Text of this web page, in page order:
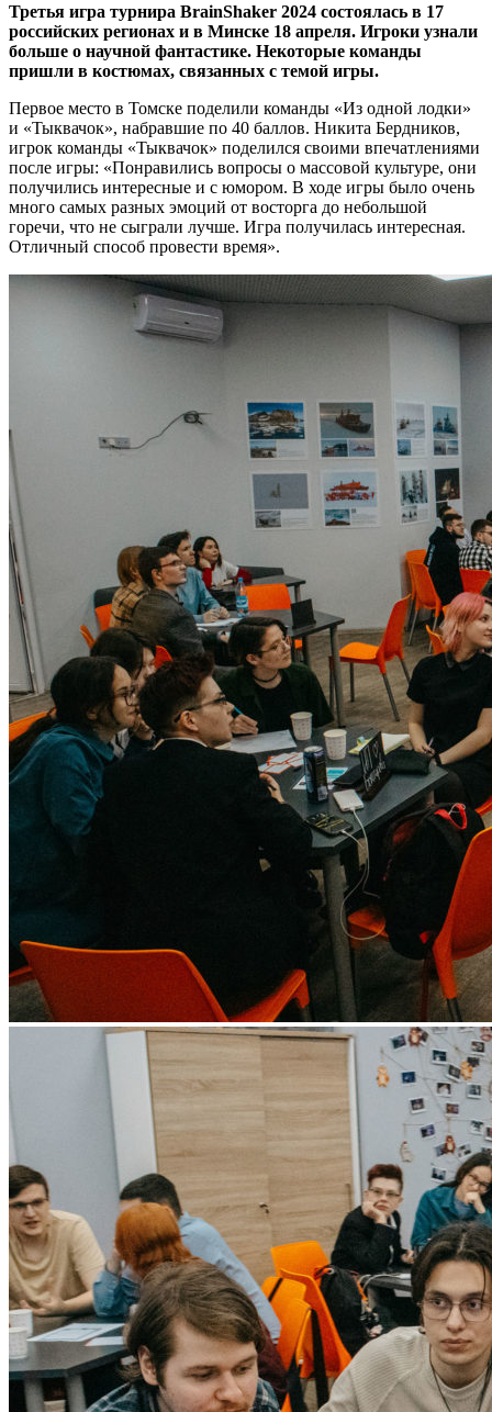
Третья игра турнира BrainShaker 2024 состоялась в 17
российских регионах и в Минске 18 апреля. Игроки узнали
больше о научной фантастике. Некоторые команды
пришли в костюмах, связанных с темой игры.
Первое место в Томске поделили команды «Из одной лодки»
и «Тыквачок», набравшие по 40 баллов. Никита Бердников,
игрок команды «Тыквачок» поделился своими впечатлениями
после игры: «Понравились вопросы о массовой культуре, они
получились интересные и с юмором. В ходе игры было очень
много самых разных эмоций от восторга до небольшой
горечи, что не сыграли лучше. Игра получилась интересная.
Отличный способ провести время».